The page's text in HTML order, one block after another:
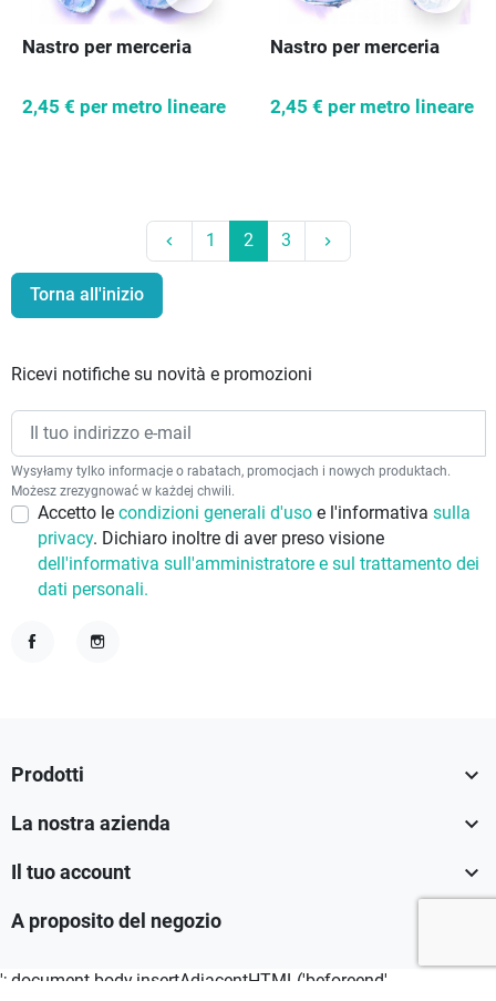
Nastro per merceria
2,45 € per metro lineare
Nastro per merceria
2,45 € per metro lineare
keyboard_arrow_left Precedente
1 2 3 keyboard_arrow_right
Torna all'inizio
Ricevi notifiche su novità e promozioni
Wysyłamy tylko informacje o rabatach, promocjach i nowych produktach.
Możesz zrezygnować w każdej chwili.
Accetto le condizioni generali d'uso e l'informativa sulla
privacy. Dichiaro inoltre di aver preso visione
dell'informativa sull'amministratore e sul trattamento dei
dati personali.
Prodotti 
La nostra azienda 
Il tuo account 
A proposito del negozio
'; document.body.insertAdjacentHTML('beforeend',